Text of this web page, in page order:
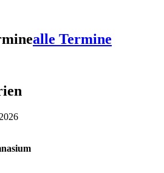
alle Termine